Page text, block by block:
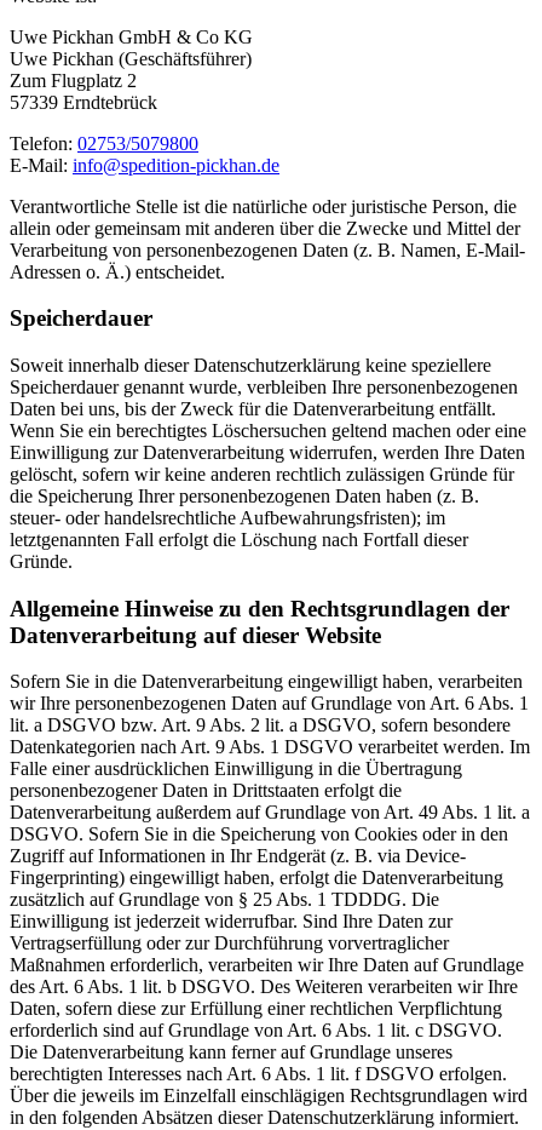
Uwe Pickhan GmbH & Co KG
Uwe Pickhan (Geschäftsführer)
Zum Flugplatz 2
57339 Erndtebrück
Telefon: 02753/5079800
E-Mail: info@spedition-pickhan.de
Verantwortliche Stelle ist die natürliche oder juristische Person, die
allein oder gemeinsam mit anderen über die Zwecke und Mittel der
Verarbeitung von personenbezogenen Daten (z. B. Namen, E-Mail-
Adressen o. Ä.) entscheidet.
Speicherdauer
Soweit innerhalb dieser Datenschutzerklärung keine speziellere
Speicherdauer genannt wurde, verbleiben Ihre personenbezogenen
Daten bei uns, bis der Zweck für die Datenverarbeitung entfällt.
Wenn Sie ein berechtigtes Löschersuchen geltend machen oder eine
Einwilligung zur Datenverarbeitung widerrufen, werden Ihre Daten
gelöscht, sofern wir keine anderen rechtlich zulässigen Gründe für
die Speicherung Ihrer personenbezogenen Daten haben (z. B.
steuer- oder handelsrechtliche Aufbewahrungsfristen); im
letztgenannten Fall erfolgt die Löschung nach Fortfall dieser
Gründe.
Allgemeine Hinweise zu den Rechtsgrundlagen der
Datenverarbeitung auf dieser Website
Sofern Sie in die Datenverarbeitung eingewilligt haben, verarbeiten
wir Ihre personenbezogenen Daten auf Grundlage von Art. 6 Abs. 1
lit. a DSGVO bzw. Art. 9 Abs. 2 lit. a DSGVO, sofern besondere
Datenkategorien nach Art. 9 Abs. 1 DSGVO verarbeitet werden. Im
Falle einer ausdrücklichen Einwilligung in die Übertragung
personenbezogener Daten in Drittstaaten erfolgt die
Datenverarbeitung außerdem auf Grundlage von Art. 49 Abs. 1 lit. a
DSGVO. Sofern Sie in die Speicherung von Cookies oder in den
Zugriff auf Informationen in Ihr Endgerät (z. B. via Device-
Fingerprinting) eingewilligt haben, erfolgt die Datenverarbeitung
zusätzlich auf Grundlage von § 25 Abs. 1 TDDDG. Die
Einwilligung ist jederzeit widerrufbar. Sind Ihre Daten zur
Vertragserfüllung oder zur Durchführung vorvertraglicher
Maßnahmen erforderlich, verarbeiten wir Ihre Daten auf Grundlage
des Art. 6 Abs. 1 lit. b DSGVO. Des Weiteren verarbeiten wir Ihre
Daten, sofern diese zur Erfüllung einer rechtlichen Verpflichtung
erforderlich sind auf Grundlage von Art. 6 Abs. 1 lit. c DSGVO.
Die Datenverarbeitung kann ferner auf Grundlage unseres
berechtigten Interesses nach Art. 6 Abs. 1 lit. f DSGVO erfolgen.
Über die jeweils im Einzelfall einschlägigen Rechtsgrundlagen wird
in den folgenden Absätzen dieser Datenschutzerklärung informiert.